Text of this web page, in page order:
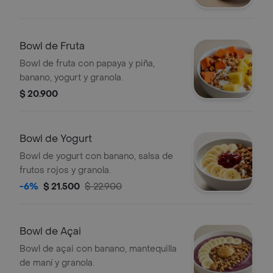
Bowl de Fruta
Bowl de fruta con papaya y piña,
banano, yogurt y granola.
$ 20.900
Bowl de Yogurt
Bowl de yogurt con banano, salsa de
frutos rojos y granola.
-6% $ 21.500 $ 22.900
Bowl de Açai
Bowl de açai con banano, mantequilla
de maní y granola.